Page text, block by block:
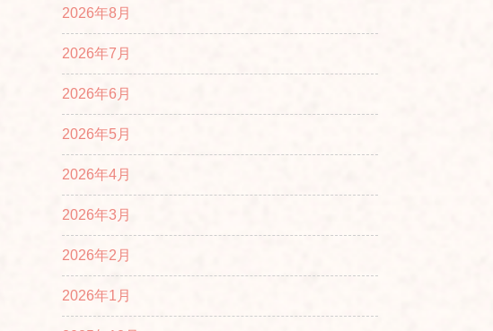
2026年8月
2026年7月
2026年6月
2026年5月
2026年4月
2026年3月
2026年2月
2026年1月